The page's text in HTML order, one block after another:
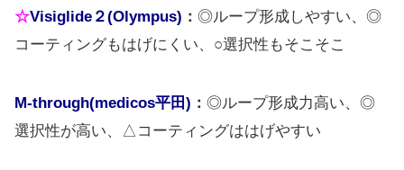
☆Visiglide２(Olympus) ： ◎ループ形成しやすい、◎
コーティングもはげにくい、○選択性もそこそこ
M-through(medicos平田) ： ◎ループ形成力高い、◎
選択性が高い、△コーティングははげやすい